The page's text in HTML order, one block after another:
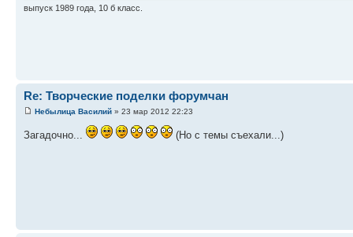
выпуск 1989 года, 10 б класс.
Re: Творческие поделки форумчан
Небылица Василий » 23 мар 2012 22:23
Загадочно... (Но с темы съехали...)